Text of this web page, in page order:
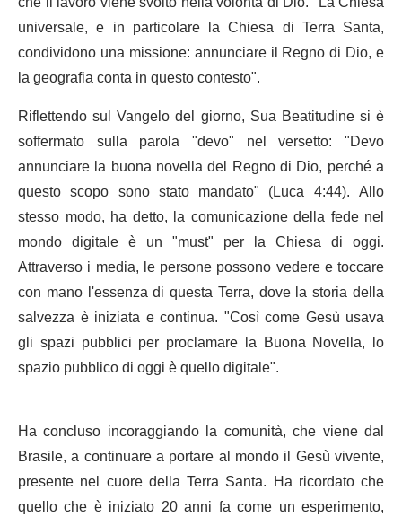
universale, e in particolare la Chiesa di Terra Santa,
condividono una missione: annunciare il Regno di Dio, e
la geografia conta in questo contesto".
Riflettendo sul Vangelo del giorno, Sua Beatitudine si è
soffermato sulla parola "devo" nel versetto: "Devo
annunciare la buona novella del Regno di Dio, perché a
questo scopo sono stato mandato" (Luca 4:44). Allo
stesso modo, ha detto, la comunicazione della fede nel
mondo digitale è un "must" per la Chiesa di oggi.
Attraverso i media, le persone possono vedere e toccare
con mano l'essenza di questa Terra, dove la storia della
salvezza è iniziata e continua. "Così come Gesù usava
gli spazi pubblici per proclamare la Buona Novella, lo
spazio pubblico di oggi è quello digitale".
Ha concluso incoraggiando la comunità, che viene dal
Brasile, a continuare a portare al mondo il Gesù vivente,
presente nel cuore della Terra Santa. Ha ricordato che
quello che è iniziato 20 anni fa come un esperimento,